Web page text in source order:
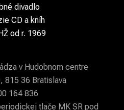
divadlo
CD a kníh
od r. 1969
v Hudobnom centre
815 36 Bratislava
164 836
tlače MK SR pod